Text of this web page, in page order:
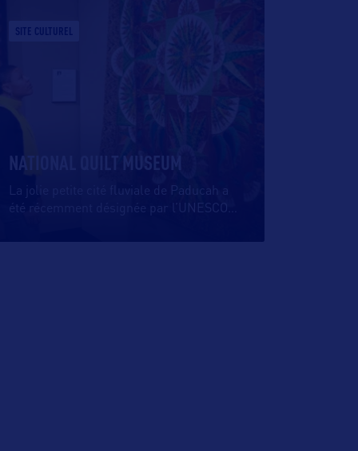
SITE CULTUREL
NATIONAL QUILT MUSEUM
La jolie petite cité fluviale de Paducah a
été récemment désignée par l’UNESCO